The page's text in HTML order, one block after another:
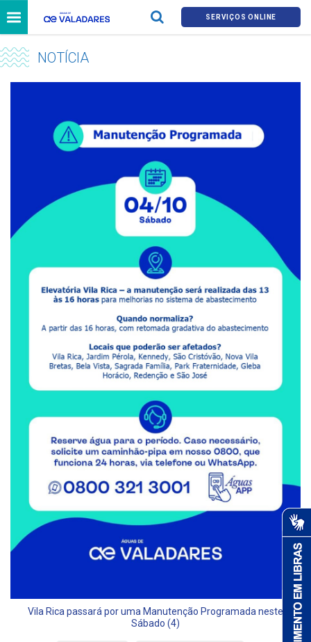
SERVIÇOS ONLINE
NOTÍCIA
Vila Rica passará por uma Manutenção Programada neste
Sábado (4)